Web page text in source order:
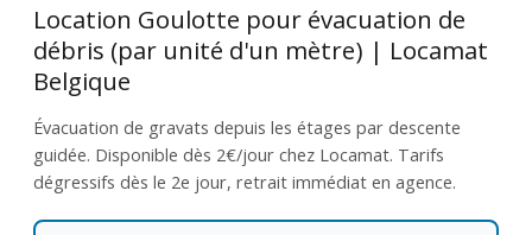
Location Goulotte pour évacuation de
débris (par unité d'un mètre) | Locamat
Belgique
Évacuation de gravats depuis les étages par descente
guidée. Disponible dès 2€/jour chez Locamat. Tarifs
dégressifs dès le 2e jour, retrait immédiat en agence.